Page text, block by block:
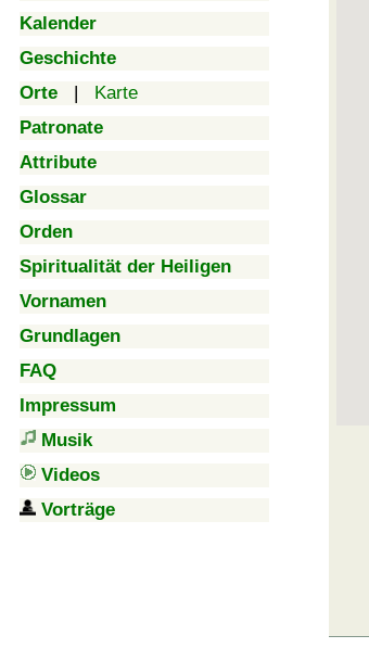
Kalender
Geschichte
Orte | Karte
Patronate
Attribute
Glossar
Orden
Spiritualität der Heiligen
Vornamen
Grundlagen
FAQ
Impressum
Musik
Videos
Vorträge